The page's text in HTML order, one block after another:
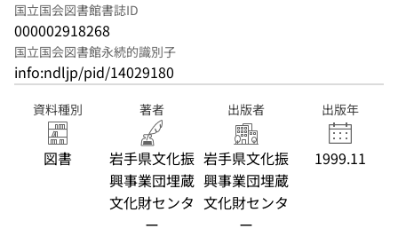
国立国会図書館書誌ID
000002918268
国立国会図書館永続的識別子
info:ndljp/pid/14029180
資料種別
図書
著者
岩手県文化振
興事業団埋蔵
文化財センタ
ー
出版者
岩手県文化振
興事業団埋蔵
文化財センタ
ー
出版年
1999.11